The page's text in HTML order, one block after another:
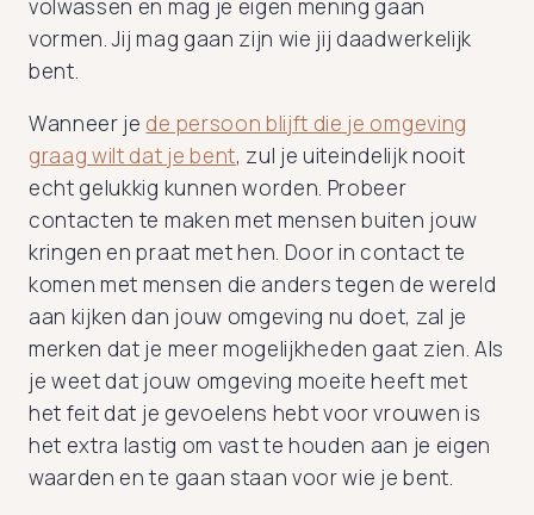
volwassen en mag je eigen mening gaan
vormen. Jij mag gaan zijn wie jij daadwerkelijk
bent.
Wanneer je de persoon blijft die je omgeving
graag wilt dat je bent, zul je uiteindelijk nooit
echt gelukkig kunnen worden. Probeer
contacten te maken met mensen buiten jouw
kringen en praat met hen. Door in contact te
komen met mensen die anders tegen de wereld
aan kijken dan jouw omgeving nu doet, zal je
merken dat je meer mogelijkheden gaat zien. Als
je weet dat jouw omgeving moeite heeft met
het feit dat je gevoelens hebt voor vrouwen is
het extra lastig om vast te houden aan je eigen
waarden en te gaan staan voor wie je bent.